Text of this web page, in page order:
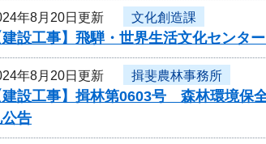
年8月20日更新 文化創造課
建設工事】飛騨・世界生活文化センタ
年8月20日更新 揖斐農林事務所
建設工事】揖林第0603号 森林環境
告